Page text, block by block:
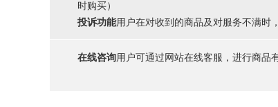
时购买）
投诉功能用户在对收到的商品及对服务不满时
在线咨询用户可通过网站在线客服，进行商品